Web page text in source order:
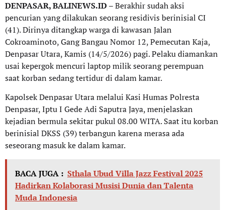
DENPASAR, BALINEWS.ID– Berakhir sudah aksi
pencurian yang dilakukan seorang residivis berinisial CI
(41). Dirinya ditangkap warga di kawasan Jalan
Cokroaminoto, Gang Bangau Nomor 12, Pemecutan Kaja,
Denpasar Utara, Kamis (14/5/2026) pagi. Pelaku diamankan
usai kepergok mencuri laptop milik seorang perempuan
saat korban sedang tertidur di dalam kamar.
Kapolsek Denpasar Utara melalui Kasi Humas Polresta
Denpasar, Iptu I Gede Adi Saputra Jaya, menjelaskan
kejadian bermula sekitar pukul 08.00 WITA. Saat itu korban
berinisial DKSS (39) terbangun karena merasa ada
seseorang masuk ke dalam kamar.
BACA JUGA : Sthala Ubud Villa Jazz Festival 2025
Hadirkan Kolaborasi Musisi Dunia dan Talenta
Muda Indonesia